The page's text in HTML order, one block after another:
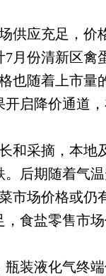
供应充足，
份清新区禽
也随着上市
启降价通道
和采摘，本
后期随着气
市场价格或仍
食盐零售市
装液化气终